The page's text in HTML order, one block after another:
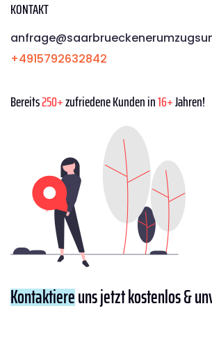
KONTAKT
+4915792632842
Bereits250+zufriedene Kunden in16+Jahren!
Kontaktiereuns jetzt kostenlos &